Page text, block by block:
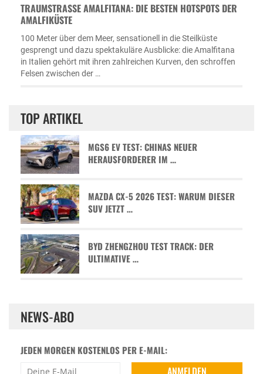
TRAUMSTRASSE AMALFITANA: DIE BESTEN HOTSPOTS DER A
MALFIKÜSTE
100 Meter über dem Meer, sensationell in die Steilküste
gesprengt und dazu spektakuläre Ausblicke: die Amalfitana
in Italien gehört mit ihren zahlreichen Kurven, den schroffen
Felsen zwischen der …
TOP ARTIKEL
MGS6 EV TEST: CHINAS NEUER
HERAUSFORDERER IM …
MAZDA CX-5 2026 TEST: WARUM DIESER
SUV JETZT …
BYD ZHENGZHOU TEST TRACK: DER
ULTIMATIVE …
NEWS-ABO
JEDEN MORGEN KOSTENLOS PER E-MAIL: